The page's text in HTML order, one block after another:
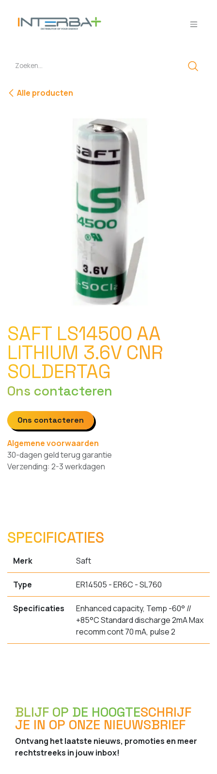
Alle producten
SAFT LS14500 AA
LITHIUM 3.6V CNR
SOLDERTAG
Ons contacteren
Ons contacteren
Algemene voorwaarden
30-dagen geld terug garantie
Verzending: 2-3 werkdagen
SPECIFICATIES
Merk Saft
Type ER14505 - ER6C - SL760
Specificaties
Enhanced capacity, Temp -60° //
+85°C Standard discharge 2mA Max
recomm cont 70 mA, pulse 2
BLIJF OP DE HOOGTESCHRIJF
JE IN OP ONZE NIEUWSBRIEF
Ontvang het laatste nieuws, promoties en meer
rechtstreeks in jouw inbox!